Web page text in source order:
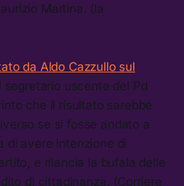
Martina. (la
da Aldo Cazzullo sul
segretario uscente del Pd
che il risultato sarebbe
se si fosse andato a
di avere intenzione di
e rilancia la bufala delle
di cittadinanza. (Corriere